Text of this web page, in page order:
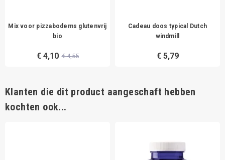
Mix voor pizzabodems glutenvrij
bio
€ 4,10 € 4,55
Cadeau doos typical Dutch
windmill
€ 5,79
Klanten die dit product aangeschaft hebben
kochten ook...